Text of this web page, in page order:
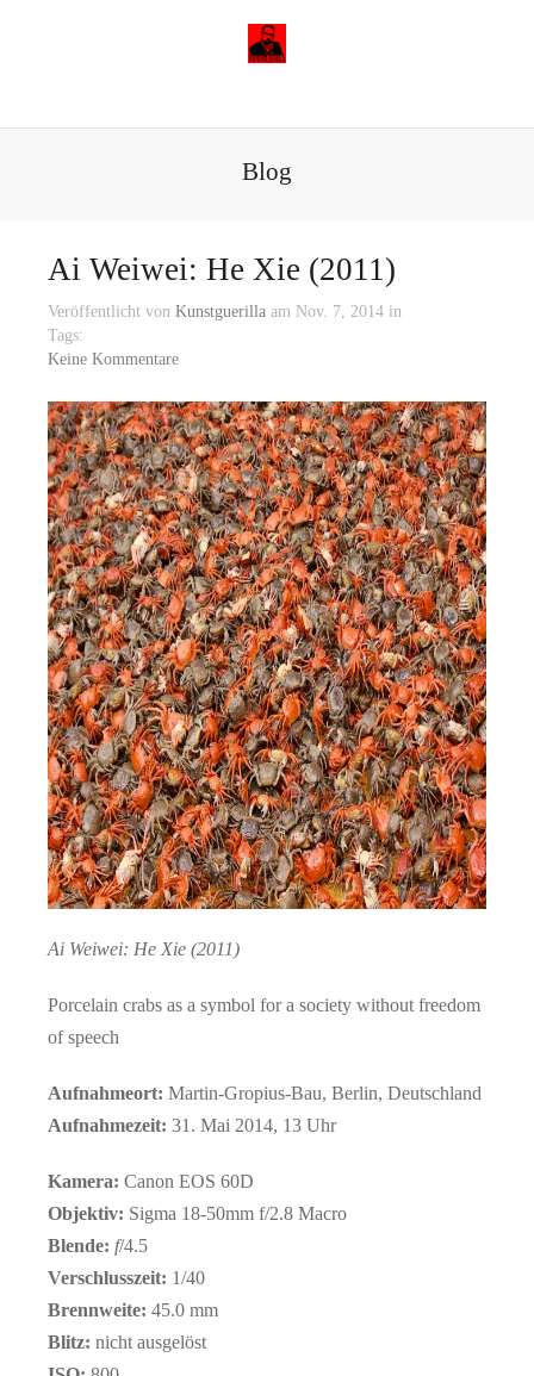
Blog
Ai Weiwei: He Xie (2011)
Veröffentlicht von Kunstguerillaam Nov. 7, 2014 in
Tags:
Keine Kommentare
Ai Weiwei: He Xie (2011)
Porcelain crabs as a symbol for a society without freedom
of speech
Aufnahmeort: Martin-Gropius-Bau, Berlin, Deutschland
Aufnahmezeit: 31. Mai 2014, 13 Uhr
Kamera: Canon EOS 60D
Objektiv: Sigma 18-50mm f/2.8 Macro
Blende: f/4.5
Verschlusszeit: 1/40
Brennweite: 45.0 mm
Blitz: nicht ausgelöst